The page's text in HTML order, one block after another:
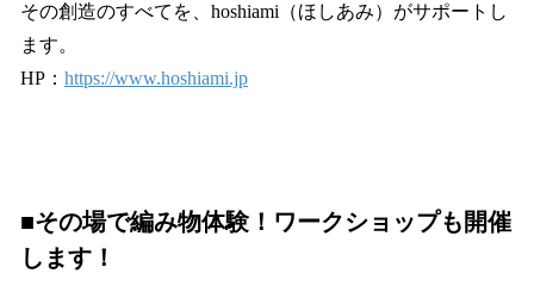
その創造のすべてを、hoshiami（ほしあみ）がサポートし
ます。
HP： https://www.hoshiami.jp
■その場で編み物体験！ワークショップも開催
します！